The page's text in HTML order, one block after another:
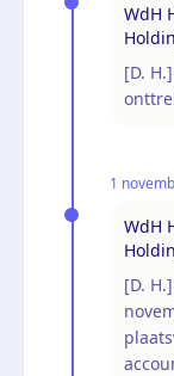
WdH
[D.
1
WdH
[D.